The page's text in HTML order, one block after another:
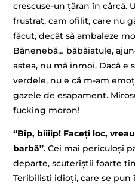
crescuse-un țăran în cârcă.
frustrat, cam ofilit, care nu
făcut, decât să ambaleze
Bănenebă… băbăiatule,
astea, nu mă înmoi. Dacă e
verdele, nu e că m-am
gazele de eșapament.
fucking moron!
“Bip, biiiip! Faceți loc,
barbă”. Cei mai periculoși
departe, scuteriștii foarte
Teribiliști idioți, care se